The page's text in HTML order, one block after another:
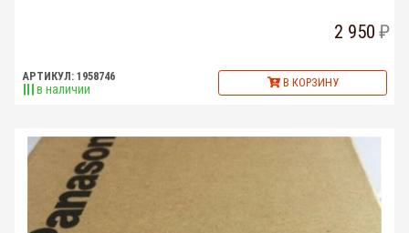
2 950
АРТИКУЛ: 1958746
в наличии В КОРЗИНУ